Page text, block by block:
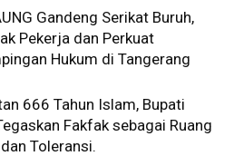
Gandeng Serikat Buruh,
Pekerja dan Perkuat
Hukum di Tangerang
666 Tahun Islam, Bupati
Fakfak sebagai Ruang
Toleransi.